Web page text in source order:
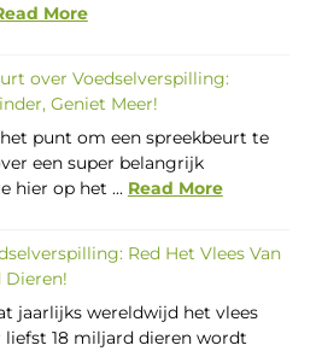
More
over Voedselverspilling:
Geniet Meer!
punt om een spreekbeurt te
een super belangrijk
hier op het ... Read More
Red Het Vlees Van
Dieren!
jaarlijks wereldwijd het vlees
liefst 18 miljard dieren wordt